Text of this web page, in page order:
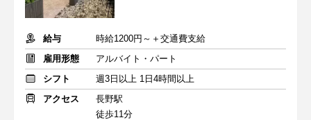
給与
時給1200円～＋交通費支給
雇用形態
アルバイト・パート
シフト
週3日以上 1日4時間以上
アクセス
長野駅
徒歩11分